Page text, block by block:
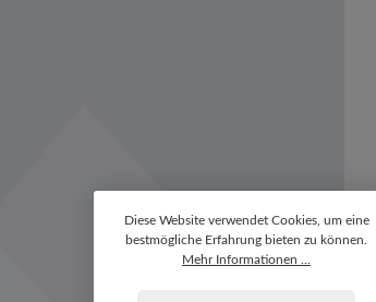
Diese Website verwendet Cookies, um eine
bestmögliche Erfahrung bieten zu können.
Mehr Informationen ...